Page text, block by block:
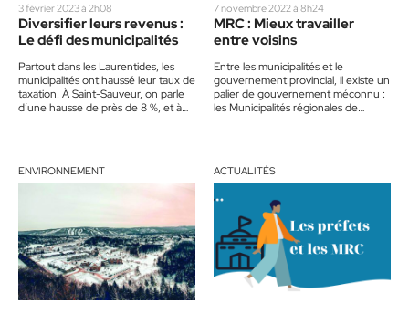
3 février 2023 à 2h08
Diversifier leurs revenus :
Le défi des municipalités
Partout dans les Laurentides, les
municipalités ont haussé leur taux de
taxation. À Saint-Sauveur, on parle
d’une hausse de près de 8 %, et à…
7 novembre 2022 à 8h24
MRC : Mieux travailler
entre voisins
Entre les municipalités et le
gouvernement provincial, il existe un
palier de gouvernement méconnu :
les Municipalités régionales de
ENVIRONNEMENT ACTUALITÉS